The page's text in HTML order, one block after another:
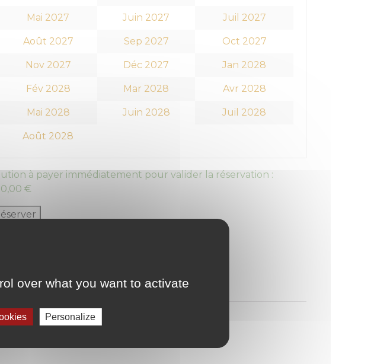
Mai 2027 Juin 2027 Juil 2027
Août 2027 Sep 2027 Oct 2027
Nov 2027 Déc 2027 Jan 2028
Fév 2028 Mar 2028 Avr 2028
Mai 2028 Juin 2028 Juil 2028
Août 2028
à payer immédiatement pour valider la réservation :
€
over what you want to activate
Personalize